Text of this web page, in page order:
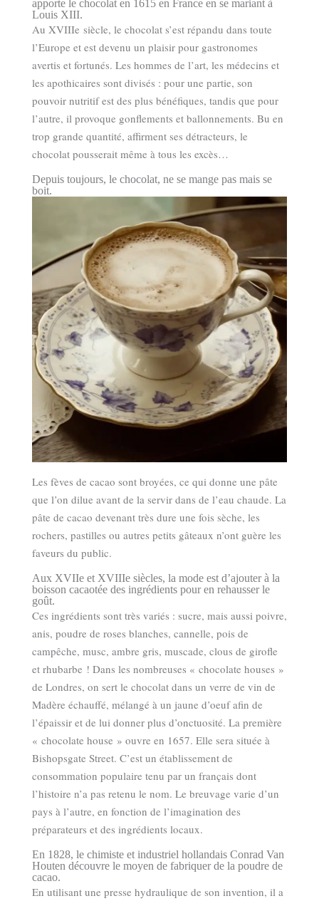
apporte le chocolat en 1615 en France en se mariant à
Louis XIII.
Au XVIIIe siècle, le chocolat s’est répandu dans toute
l’Europe et est devenu un plaisir pour gastronomes
avertis et fortunés. Les hommes de l’art, les médecins et
les apothicaires sont divisés : pour une partie, son
pouvoir nutritif est des plus bénéfiques, tandis que pour
l’autre, il provoque gonflements et ballonnements. Bu en
trop grande quantité, affirment ses détracteurs, le
chocolat pousserait même à tous les excès…
Depuis toujours, le chocolat, ne se mange pas mais se
boit.
Les fèves de cacao sont broyées, ce qui donne une pâte
que l’on dilue avant de la servir dans de l’eau chaude. La
pâte de cacao devenant très dure une fois sèche, les
rochers, pastilles ou autres petits gâteaux n’ont guère les
faveurs du public.
Aux XVIIe et XVIIIe siècles, la mode est d’ajouter à la
boisson cacaotée des ingrédients pour en rehausser le
goût.
Ces ingrédients sont très variés : sucre, mais aussi poivre,
anis, poudre de roses blanches, cannelle, pois de
campêche, musc, ambre gris, muscade, clous de girofle
et rhubarbe ! Dans les nombreuses « chocolate houses »
de Londres, on sert le chocolat dans un verre de vin de
Madère échauffé, mélangé à un jaune d’oeuf afin de
l’épaissir et de lui donner plus d’onctuosité. La première
« chocolate house » ouvre en 1657. Elle sera située à
Bishopsgate Street. C’est un établissement de
consommation populaire tenu par un français dont
l’histoire n’a pas retenu le nom. Le breuvage varie d’un
pays à l’autre, en fonction de l’imagination des
préparateurs et des ingrédients locaux.
En 1828, le chimiste et industriel hollandais Conrad Van
Houten découvre le moyen de fabriquer de la poudre de
cacao.
En utilisant une presse hydraulique de son invention, il a